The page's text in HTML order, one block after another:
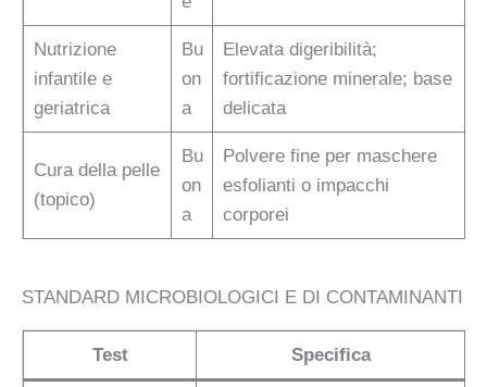
Nutrizione
infantile e
geriatrica
Bu
on
a
Elevata digeribilità;
fortificazione minerale; base
delicata
Cura della pelle
(topico)
Bu
on
a
Polvere fine per maschere
esfolianti o impacchi
corporei
STANDARD MICROBIOLOGICI E DI CONTAMINANTI
Test Specifica